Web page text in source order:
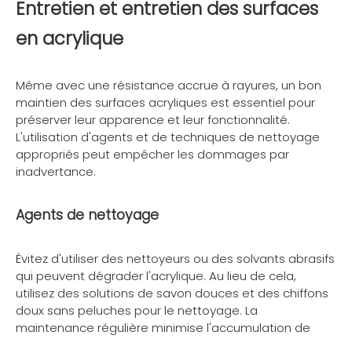
Entretien et entretien des surfaces
en acrylique
Même avec une résistance accrue à rayures, un bon
maintien des surfaces acryliques est essentiel pour
préserver leur apparence et leur fonctionnalité.
L'utilisation d'agents et de techniques de nettoyage
appropriés peut empêcher les dommages par
inadvertance.
Agents de nettoyage
Évitez d'utiliser des nettoyeurs ou des solvants abrasifs
qui peuvent dégrader l'acrylique. Au lieu de cela,
utilisez des solutions de savon douces et des chiffons
doux sans peluches pour le nettoyage. La
maintenance régulière minimise l'accumulation de